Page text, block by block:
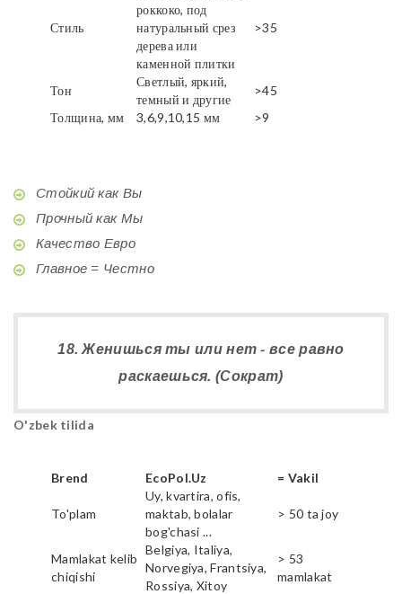
Стиль
роккоко, под
натуральный срез
дерева или
каменной плитки
>35
Тон
Светлый, яркий,
темный и другие
>45
Толщина, мм
3,6,9,10,15 мм >9
Стойкий как Вы
Прочный как Мы
Качество Евро
Главное = Честно
18. Женишься ты или нет - все равно
раскаешься. (Сократ)
O'zbek tilida
Brend EcoPol.Uz = Vakil
To'plam
Uy, kvartira, ofis,
maktab, bolalar
bog'chasi ...
> 50 ta joy
Mamlakat kelib
chiqishi
Belgiya, Italiya,
Norvegiya, Frantsiya,
Rossiya, Xitoy
> 53
mamlakat